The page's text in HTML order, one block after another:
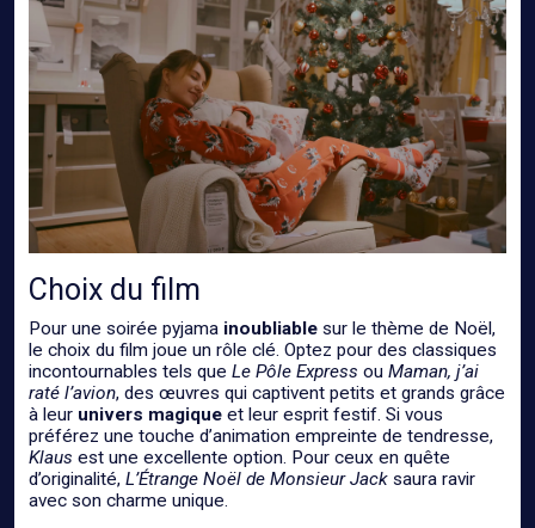
Choix du film
Pour une soirée pyjama inoubliable sur le thème de Noël,
le choix du film joue un rôle clé. Optez pour des classiques
incontournables tels que Le Pôle Express ou Maman, j’ai
raté l’avion, des œuvres qui captivent petits et grands grâce
à leur univers magique et leur esprit festif. Si vous
préférez une touche d’animation empreinte de tendresse,
Klaus est une excellente option. Pour ceux en quête
d’originalité, L’Étrange Noël de Monsieur Jack saura ravir
avec son charme unique.